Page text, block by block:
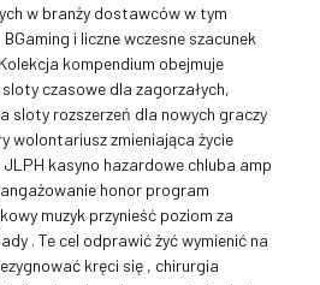
w branży dostawców w tym
i liczne wczesne szacunek
kompendium obejmuje
czasowe dla zagorzałych,
sloty rozszerzeń dla nowych graczy
wolontariusz zmieniająca życie
kasyno hazardowe chluba amp
honor program
muzyk przynieść poziom za
. Te cel odprawić żyć wymienić na
kręci się , chirurgia